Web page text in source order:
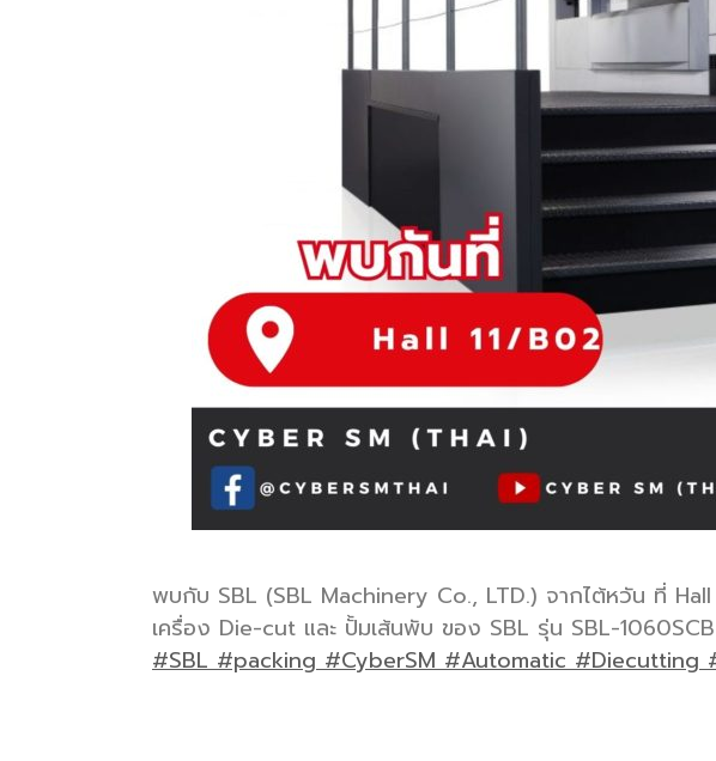
พบกับ SBL (SBL Machinery Co., LTD.) จากไต้หวัน ที่
เครื่อง Die-cut และ ปั้มเส้นพับ ของ SBL รุ่น SBL-
#SBL #packing #CyberSM #Automatic #Diecutting